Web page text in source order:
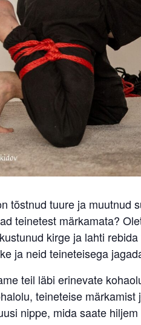
tõstnud tuure ja muutnud
teinetest märkamata?
kirge ja lahti
ja neid teineteisega
teil läbi erinevate
teineteise märkamist
nippe, mida saate